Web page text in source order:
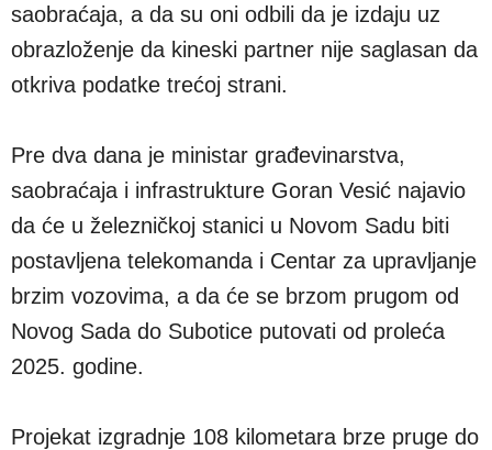
saobraćaja, a da su oni odbili da je izdaju uz
obrazloženje da kineski partner nije saglasan da
otkriva podatke trećoj strani.
Pre dva dana je ministar građevinarstva,
saobraćaja i infrastrukture Goran Vesić najavio
da će u železničkoj stanici u Novom Sadu biti
postavljena telekomanda i Centar za upravljanje
brzim vozovima, a da će se brzom prugom od
Novog Sada do Subotice putovati od proleća
2025. godine.
Projekat izgradnje 108 kilometara brze pruge do